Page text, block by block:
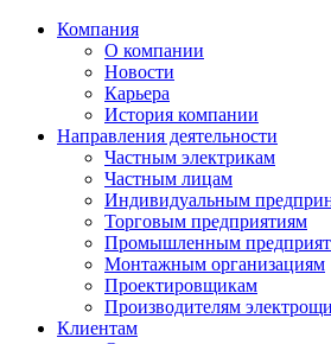
Компания
О компании
Новости
Карьера
История компании
Направления деятельности
Частным электрикам
Частным лицам
Индивидуальным
Торговым предприятиям
Промышленным
Монтажным организациям
Проектировщикам
Производителям
Клиентам